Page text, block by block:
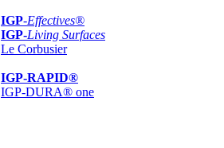
IGP-Effectives®
IGP-Living Surfaces
Le Corbusier
IGP-RAPID®
IGP-DURA® one